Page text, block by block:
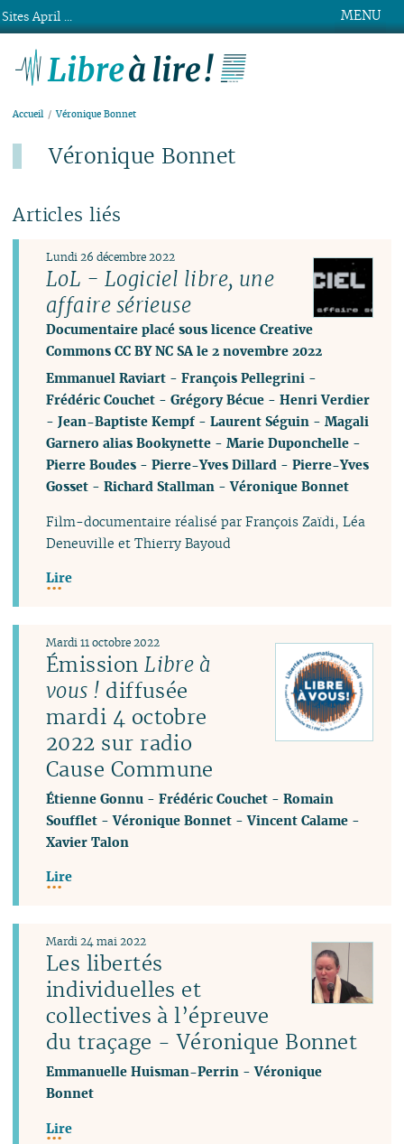
MENU
Accueil Véronique Bonnet
Véronique Bonnet
Articles liés
LoL - Logiciel libre, une
affaire sérieuse
Documentaire placé sous licence Creative
Commons CC BY NC SA le 2 novembre 2022
Lundi 26 décembre 2022
Emmanuel Raviart -François Pellegrini -
Frédéric Couchet -Grégory Bécue -Henri Verdier
-Jean-Baptiste Kempf-Laurent Séguin -Magali
Garnero alias Bookynette -Marie Duponchelle -
Pierre Boudes -Pierre-Yves Dillard -Pierre-Yves
Gosset -Richard Stallman -Véronique Bonnet
Film-documentaire réalisé par François Zaïdi, Léa
Deneuville et Thierry Bayoud
Lire
ÉmissionLibre à
vous ! diffusée
mardi 4 octobre
2022 sur radio
Cause Commune
Mardi 11 octobre 2022
Étienne Gonnu -Frédéric Couchet -Romain
Soufflet -Véronique Bonnet -Vincent Calame -
Xavier Talon
Lire
Les libertés
individuelles et
collectives à l’épreuve
du traçage - Véronique Bonnet
Mardi 24 mai 2022
Emmanuelle Huisman-Perrin -Véronique
Bonnet
Lire
Sites April ...